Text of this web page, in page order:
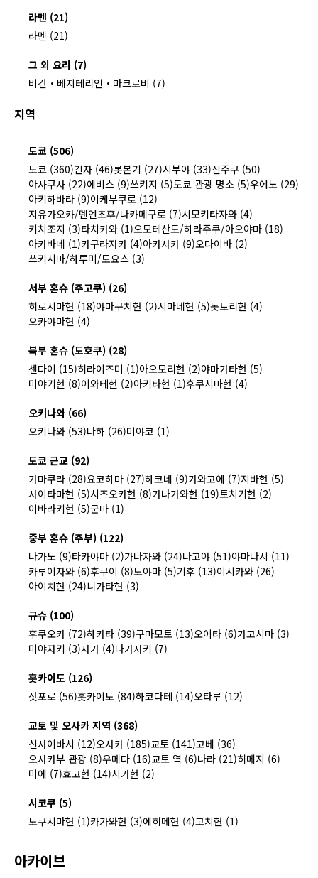
라멘 (21)
라멘 (21)
그 외 요리 (7)
비건・베지테리언・마크로비 (7)
지역
도쿄 (506)
도쿄 (360)긴자 (46)롯본기 (27)시부야 (33)신주쿠 (50)
아사쿠사 (22)에비스 (9)쓰키지 (5)도쿄 관광 명소 (5)우에노 (29)
아키하바라 (9)이케부쿠로 (12)
지유가오카/덴엔초후/나카메구로 (7)시모키타자와 (4)
키치조지 (3)타치카와 (1)오모테산도/하라주쿠/아오야마 (18)
아카바네 (1)카구라자카 (4)아카사카 (9)오다이바 (2)
쓰키시마/하루미/도요스 (3)
서부 혼슈 (주고쿠) (26)
히로시마현 (18)야마구치현 (2)시마네현 (5)돗토리현 (4)
오카야마현 (4)
북부 혼슈 (도호쿠) (28)
센다이 (15)히라이즈미 (1)아오모리현 (2)야마가타현 (5)
미야기현 (8)이와테현 (2)아키타현 (1)후쿠시마현 (4)
오키나와 (66)
오키나와 (53)나하 (26)미야코 (1)
도쿄 근교 (92)
가마쿠라 (28)요코하마 (27)하코네 (9)가와고에 (7)지바현 (5)
사이타마현 (5)시즈오카현 (8)가나가와현 (19)토치기현 (2)
이바라키현 (5)군마 (1)
중부 혼슈 (주부) (122)
나가노 (9)타카야마 (2)가나자와 (24)나고야 (51)야마나시 (11)
카루이자와 (6)후쿠이 (8)도야마 (5)기후 (13)이시카와 (26)
아이치현 (24)니가타현 (3)
규슈 (100)
후쿠오카 (72)하카타 (39)구마모토 (13)오이타 (6)가고시마 (3)
미야자키 (3)사가 (4)나가사키 (7)
홋카이도 (126)
삿포로 (56)홋카이도 (84)하코다테 (14)오타루 (12)
교토 및 오사카 지역 (368)
신사이바시 (12)오사카 (185)교토 (141)고베 (36)
오사카부 관광 (8)우메다 (16)교토 역 (6)나라 (21)히메지 (6)
미에 (7)효고현 (14)시가현 (2)
시코쿠 (5)
도쿠시마현 (1)카가와현 (3)에히메현 (4)고치현 (1)
아카이브